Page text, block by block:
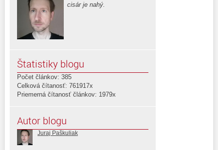
cisár je nahý.
Štatistiky blogu
Počet článkov: 385
Celková čítanosť: 761917x
Priemerná čítanosť článkov: 1979x
Autor blogu
Juraj Paškuliak